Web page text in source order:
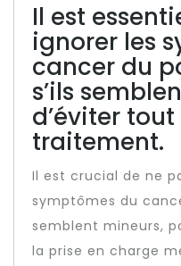
Il est
ignorer les
cancer du
s’ils
d’éviter
traitement.
Il est crucial de ne
symptômes du
semblent mineurs,
la prise en charge